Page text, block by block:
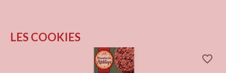
LES COOKIES
favorite_border